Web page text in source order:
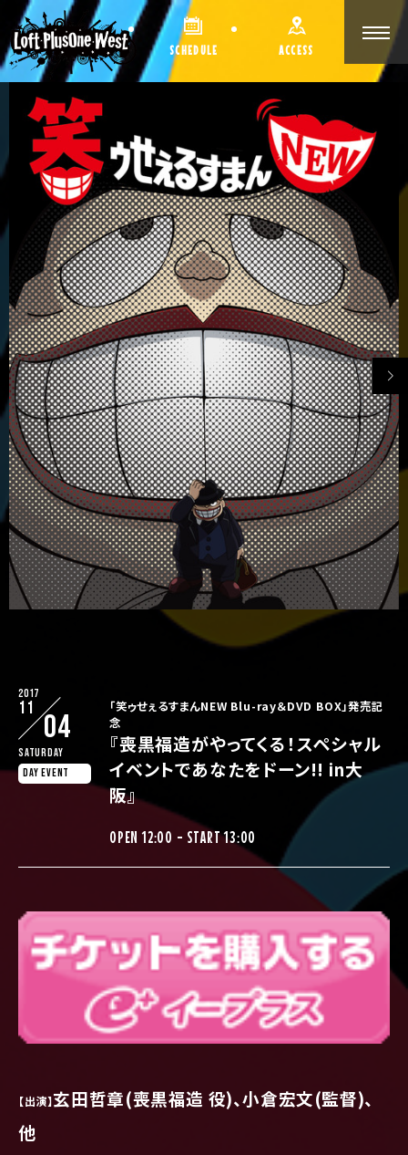
SCHEDULE ACCESS
2017
11
04
Saturday
DAY EVENT
「笑ゥせぇるすまんNEW Blu-ray＆DVD BOX」発売記
念
『喪黒福造がやってくる！スペシャル
イベントであなたをドーン!! in大
阪』
OPEN 12:00 - START 13:00
【出演】玄田哲章(喪黒福造 役)、小倉宏文(監督)、
他